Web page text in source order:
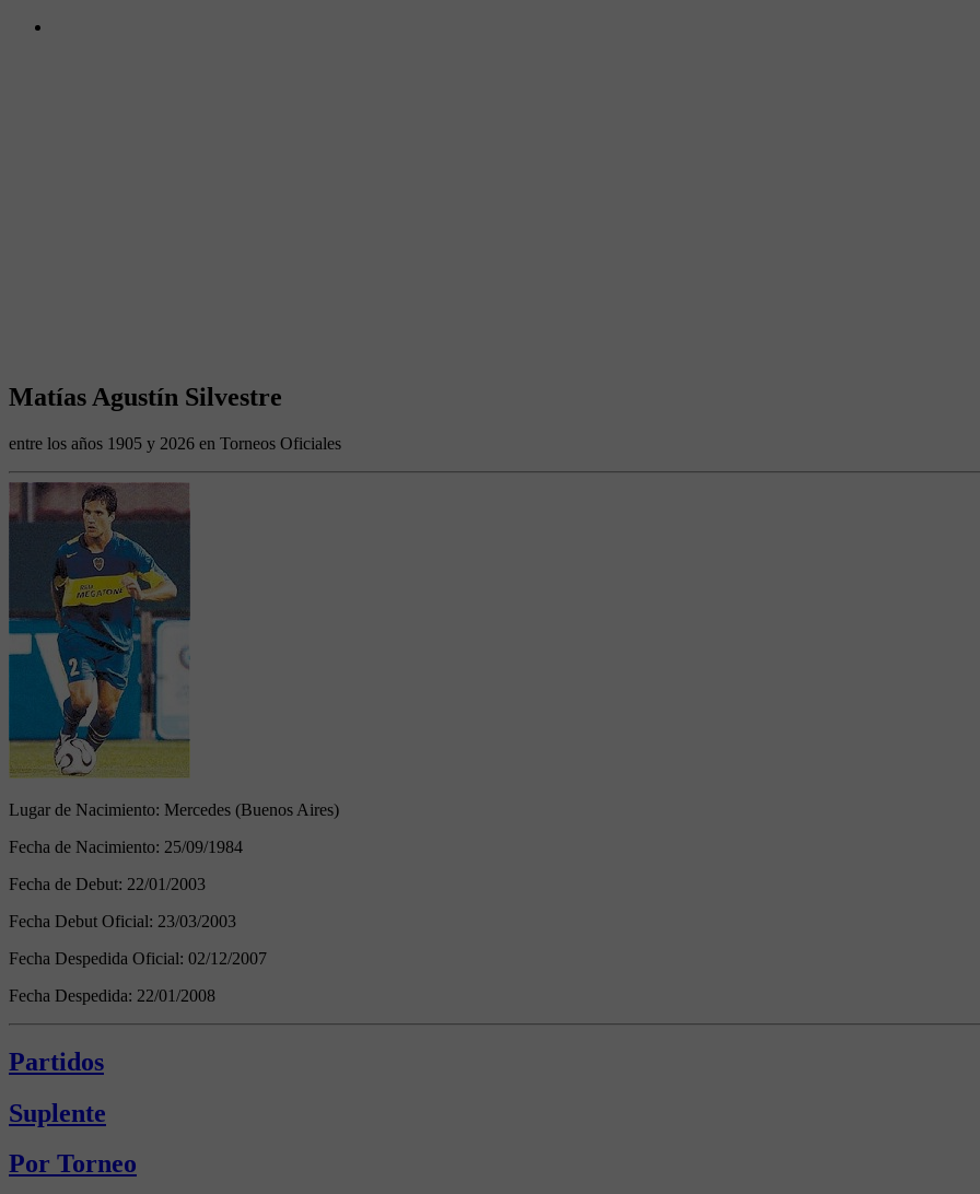
Matías Agustín Silvestre
entre los años 1905 y 2026 en Torneos Oficiales
Lugar de Nacimiento: Mercedes (Buenos Aires)
Fecha de Nacimiento: 25/09/1984
Fecha de Debut: 22/01/2003
Fecha Debut Oficial: 23/03/2003
Fecha Despedida Oficial: 02/12/2007
Fecha Despedida: 22/01/2008
Partidos
Suplente
Por Torneo